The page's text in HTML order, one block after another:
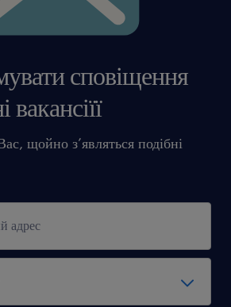
сповіщення
вакансіїї
щойно з’являться подібні